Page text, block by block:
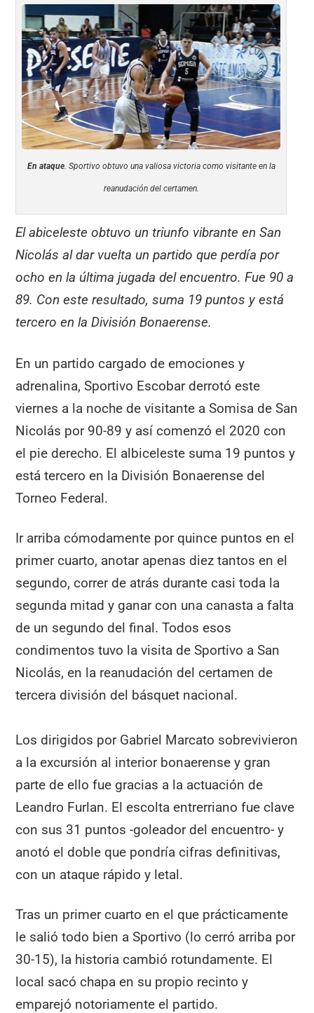
En ataque. Sportivo obtuvo una valiosa victoria como visitante en la
reanudación del certamen.
El abiceleste obtuvo un triunfo vibrante en San
Nicolás al dar vuelta un partido que perdía por
ocho en la última jugada del encuentro. Fue 90 a
89. Con este resultado, suma 19 puntos y está
tercero en la División Bonaerense.
En un partido cargado de emociones y
adrenalina, Sportivo Escobar derrotó este
viernes a la noche de visitante a Somisa de San
Nicolás por 90-89 y así comenzó el 2020 con
el pie derecho. El albiceleste suma 19 puntos y
está tercero en la División Bonaerense del
Torneo Federal.
Ir arriba cómodamente por quince puntos en el
primer cuarto, anotar apenas diez tantos en el
segundo, correr de atrás durante casi toda la
segunda mitad y ganar con una canasta a falta
de un segundo del final. Todos esos
condimentos tuvo la visita de Sportivo a San
Nicolás, en la reanudación del certamen de
tercera división del básquet nacional.
Los dirigidos por Gabriel Marcato sobrevivieron
a la excursión al interior bonaerense y gran
parte de ello fue gracias a la actuación de
Leandro Furlan. El escolta entrerriano fue clave
con sus 31 puntos -goleador del encuentro- y
anotó el doble que pondría cifras definitivas,
con un ataque rápido y letal.
Tras un primer cuarto en el que prácticamente
le salió todo bien a Sportivo (lo cerró arriba por
30-15), la historia cambió rotundamente. El
local sacó chapa en su propio recinto y
emparejó notoriamente el partido.